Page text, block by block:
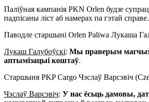
Паліўная кампанія PKN Orlen будзе
падпісаны ліст аб намерах па гэтай справе.
Паводле старшыні Orlen Paliwa Лукаша
Лукаш Галубоўскі: Мы праверым
аптымізацыі коштаў.
Старшыня PKP Cargo Чэслаў Варсэвіч
Чэслаў Варсэвіч: У нас ёсьць дамовы,